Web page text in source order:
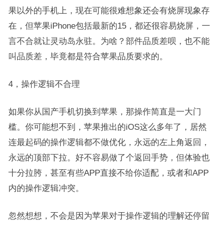
果以外的手机上，现在可能很难想象还会有烧屏现象存
在，但苹果iPhone包括最新的15，都还很容易烧屏，一
言不合就让灵动岛永驻。为啥？部件品质差呗，也不能
叫品质差，毕竟都是符合苹果品质要求的。
4，操作逻辑不合理
如果你从国产手机切换到苹果，那操作简直是一大门
槛。你可能想不到，苹果推出的iOS这么多年了，居然
连最起码的操作逻辑都不做优化，永远的左上角返回，
永远的顶部下拉。好不容易做了个返回手势，但体验也
十分拉胯，甚至有些APP直接不给你适配，或者和APP
内的操作逻辑冲突。
忽然想想，不会是因为苹果对于操作逻辑的理解还停留